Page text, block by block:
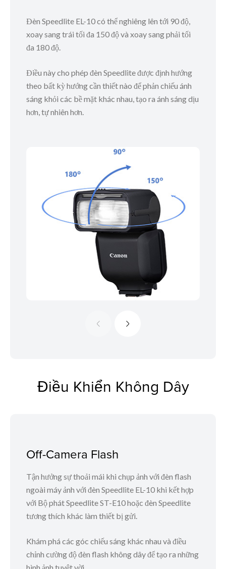
Đèn Speedlite EL-10 có thể nghiêng lên tới 90 độ,
xoay sang trái tối đa 150 độ và xoay sang phải tối
đa 180 độ.
Điều này cho phép đèn Speedlite được định hướng
theo bất kỳ hướng cần thiết nào để phản chiếu ánh
sáng khỏi các bề mặt khác nhau, tạo ra ánh sáng dịu
hơn, tự nhiên hơn.
Điều Khiển Không Dây
Off-Camera Flash
Tận hưởng sự thoải mái khi chụp ảnh với đèn flash
ngoài máy ảnh với đèn Speedlite EL-10 khi kết hợp
với Bộ phát Speedlite ST-E10 hoặc đèn Speedlite
tương thích khác làm thiết bị gửi.
Khám phá các góc chiếu sáng khác nhau và điều
chỉnh cường độ đèn flash không dây để tạo ra những